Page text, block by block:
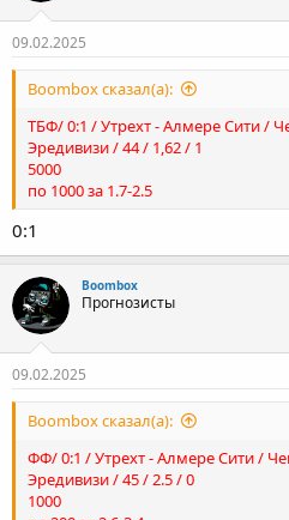
09.02.2025
Boombox сказал(а):
ТБФ/ 0:1 / Утрехт - Алмере Сити /
Эредивизи / 44 / 1,62 / 1
5000
по 1000 за 1.7-2.5
0:1
Boombox
Прогнозисты
09.02.2025
Boombox сказал(а):
ФФ/ 0:1 / Утрехт - Алмере Сити /
Эредивизи / 45 / 2.5 / 0
1000